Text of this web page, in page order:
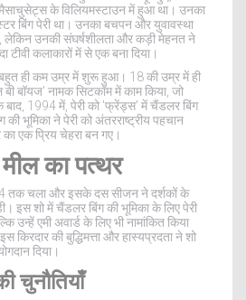
के विलियमस्टाउन में हुआ था। उनका
बिंग पेरी था। उनका बचपन और युवावस्था
लेकिन उनकी संघर्षशीलता और कड़ी मेहनत ने
टीवी कलाकारों में से एक बना दिया।
बहुत ही कम उम्र में शुरू हुआ। 18 की उम्र में ही
बी बॉयज' नामक सिटकॉम में काम किया, जो
1994 में, पेरी को 'फ्रेंड्स' में चैंडलर बिंग
की भूमिका ने पेरी को अंतरराष्ट्रीय पहचान
एक प्रिय चेहरा बन गए।
का पत्थर
तक चला और इसके दस सीजन ने दर्शकों के
इस शो में चैंडलर बिंग की भूमिका के लिए पेरी
उन्हें एमी अवार्ड के लिए भी नामांकित किया
इस किरदार की बुद्धिमत्ता और हास्यप्रदता ने शो
दिया।
चुनौतियाँ